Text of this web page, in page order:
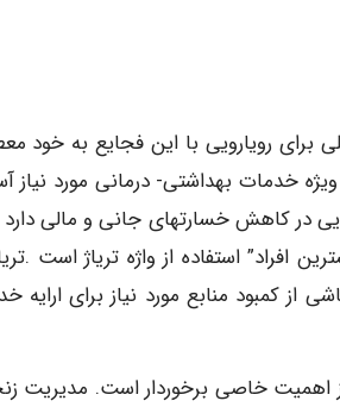
برای رویارویی با این فجایع به خود
ویژه خدمات بهداشتی- درمانی مورد نیاز
استفاده از واژه تریاژ است
از کمبود منابع مورد نیاز برای ارایه
اهمیت خاصی برخوردار است. مدیریت